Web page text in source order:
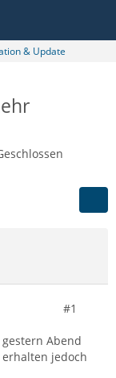
& Update
#1
Abend
jedoch